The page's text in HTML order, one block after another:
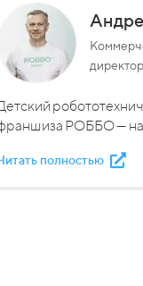
РОББО —
полностью